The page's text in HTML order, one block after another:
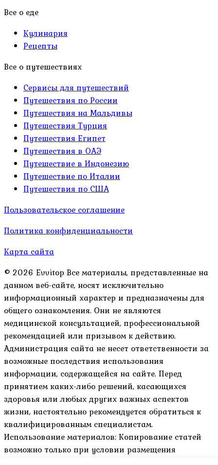
Все о еде
Кулинария
Рецепты
Все о путешествиях
Сервисы для путешествий
Путешествия по России
Путешествия на Мальдивы
Путешествия Турция
Путешествия Египет
Путешествия в ОАЭ
Путешествие в Индонезию
Путешествие по Италии
Путешествия по США
Пользовательское соглашение
Политика конфиденциальности
Карта сайта
© 2026 Evvitop Все материалы, представленные на
данном веб-сайте, носят исключительно
информационный характер и предназначены для
общего ознакомления. Они не являются
медицинской консультацией, профессиональной
рекомендацией или призывом к действию.
Администрация сайта не несет ответственности за
возможные последствия использования
информации, содержащейся на сайте. Перед
принятием каких-либо решений, касающихся
здоровья или любых других важных аспектов
жизни, настоятельно рекомендуется обратиться к
квалифицированным специалистам.
Использование материалов: Копирование статей
возможно только при условии размещения